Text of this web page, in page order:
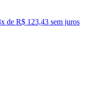
x de R$ 123,43 sem juros